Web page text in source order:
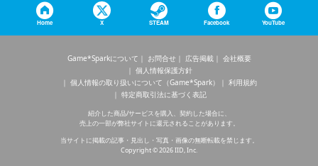
Home X STEAM Facebook YouTube
Game*Sparkについて お問合せ 広告掲載
会社概要
個人情報保護方針
個人情報の取り扱いについて（Game*Spark）
利用規約
特定商取引法に基づく表記
紹介した商品/サービスを購入、契約した場合に、
売上の一部が弊社サイトに還元されることがあります。
当サイトに掲載の記事・見出し・写真・画像の無断転載を禁じます。
Copyright © 2026 IID, Inc.